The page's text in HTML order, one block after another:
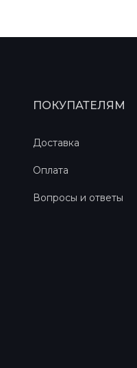
ПОКУПАТЕЛЯМ
Доставка
Оплата
Вопросы и ответы